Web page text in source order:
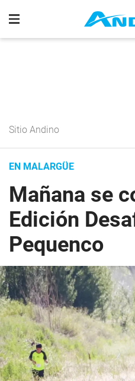
Sitio Andino
EN MALARGÜE
Mañana se
Edición
Pequenco